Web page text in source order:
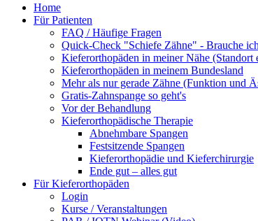
Home
Für Patienten
FAQ / Häufige Fragen
Quick-Check "Schiefe Zähne" - Brauche
Kieferorthopäden in meiner Nähe (Standort
Kieferorthopäden in meinem Bundesland
Mehr als nur gerade Zähne (Funktion und
Gratis-Zahnspange so geht's
Vor der Behandlung
Kieferorthopädische Therapie
Abnehmbare Spangen
Festsitzende Spangen
Kieferorthopädie und Kieferchirurgie
Ende gut – alles gut
Für Kieferorthopäden
Login
Kurse / Veranstaltungen